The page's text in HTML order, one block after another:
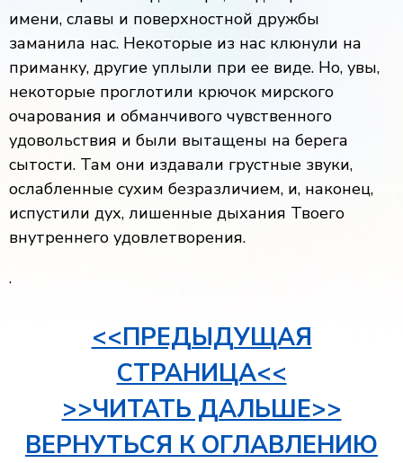
имени, славы и поверхностной дружбы
заманила нас. Некоторые из нас клюнули на
приманку, другие уплыли при ее виде. Но, увы,
некоторые проглотили крючок мирского
очарования и обманчивого чувственного
удовольствия и были вытащены на берега
сытости. Там они издавали грустные звуки,
ослабленные сухим безразличием, и, наконец,
испустили дух, лишенные дыхания Твоего
внутреннего удовлетворения.
.
<<ПРЕДЫДУЩАЯ
СТРАНИЦА<<
>>ЧИТАТЬ ДАЛЬШЕ>>
ВЕРНУТЬСЯ К ОГЛАВЛЕНИЮ